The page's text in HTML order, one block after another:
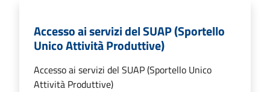
Accesso ai servizi del SUAP (Sportello
Unico Attività Produttive)
Accesso ai servizi del SUAP (Sportello Unico
Attività Produttive)